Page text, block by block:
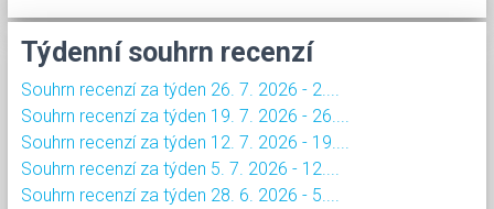
Týdenní souhrn recenzí
Souhrn recenzí za týden 26. 7. 2026 - 2....
Souhrn recenzí za týden 19. 7. 2026 - 26....
Souhrn recenzí za týden 12. 7. 2026 - 19....
Souhrn recenzí za týden 5. 7. 2026 - 12....
Souhrn recenzí za týden 28. 6. 2026 - 5....